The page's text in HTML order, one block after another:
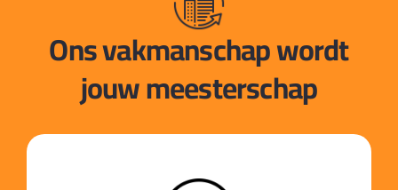
Ons vakmanschap wordt
jouw meesterschap